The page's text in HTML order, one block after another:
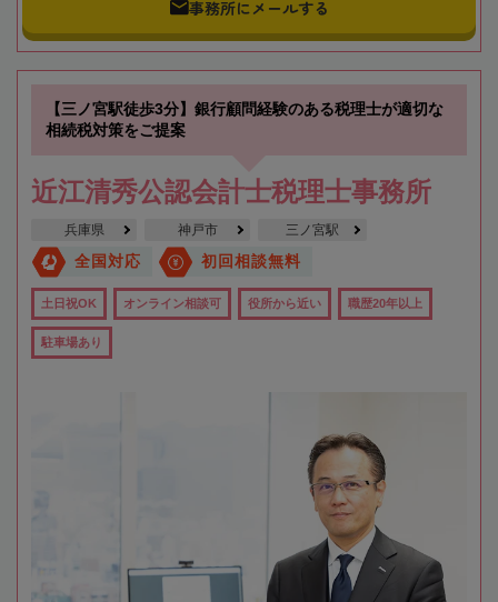
事務所にメールする
【三ノ宮駅徒歩3分】銀行顧問経験のある税理士が適切な
相続税対策をご提案
近江清秀公認会計士税理士事務所
兵庫県 神戸市 三ノ宮駅
全国対応 初回相談無料
土日祝OK オンライン相談可 役所から近い 職歴20年以上
駐車場あり